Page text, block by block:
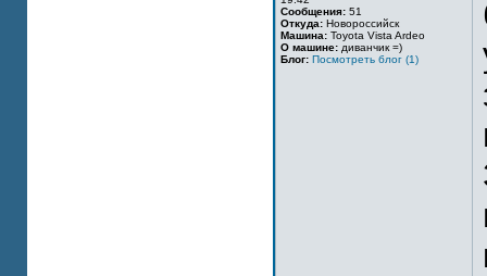
Сообщения: 51
Откуда: Новороссийск
Машина: Toyota Vista Ardeo
О машине: диванчик =)
Блог: Посмотреть блог (1)